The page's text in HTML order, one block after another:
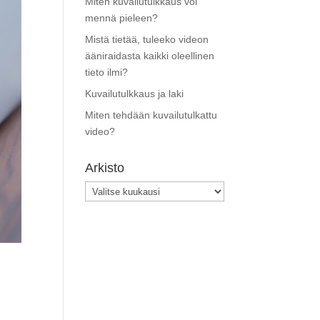
mennä pieleen?
Mistä tietää, tuleeko videon
ääniraidasta kaikki oleellinen
tieto ilmi?
Kuvailutulkkaus ja laki
Miten tehdään kuvailutulkattu
video?
Arkisto
Arkisto